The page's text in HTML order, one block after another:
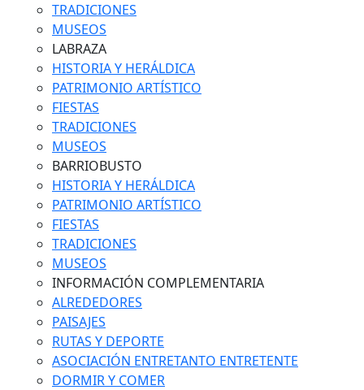
TRADICIONES
MUSEOS
LABRAZA
HISTORIA Y HERÁLDICA
PATRIMONIO ARTÍSTICO
FIESTAS
TRADICIONES
MUSEOS
BARRIOBUSTO
HISTORIA Y HERÁLDICA
PATRIMONIO ARTÍSTICO
FIESTAS
TRADICIONES
MUSEOS
INFORMACIÓN COMPLEMENTARIA
ALREDEDORES
PAISAJES
RUTAS Y DEPORTE
ASOCIACIÓN ENTRETANTO ENTRETENTE
DORMIR Y COMER